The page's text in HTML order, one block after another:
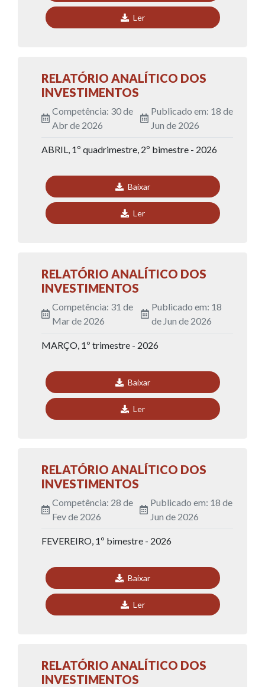
Ler
RELATÓRIO ANALÍTICO DOS
INVESTIMENTOS
Competência: 30 de
Abr de 2026
Publicado em: 18 de
Jun de 2026
ABRIL, 1º quadrimestre, 2º bimestre - 2026
Baixar
Ler
RELATÓRIO ANALÍTICO DOS
INVESTIMENTOS
Competência: 31 de
Mar de 2026
Publicado em: 18
de Jun de 2026
MARÇO, 1º trimestre - 2026
Baixar
Ler
RELATÓRIO ANALÍTICO DOS
INVESTIMENTOS
Competência: 28 de
Fev de 2026
Publicado em: 18 de
Jun de 2026
FEVEREIRO, 1º bimestre - 2026
Baixar
Ler
RELATÓRIO ANALÍTICO DOS
INVESTIMENTOS